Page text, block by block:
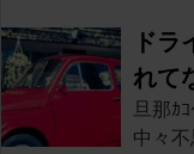
ドラ
れて
旦那ｶ
中々